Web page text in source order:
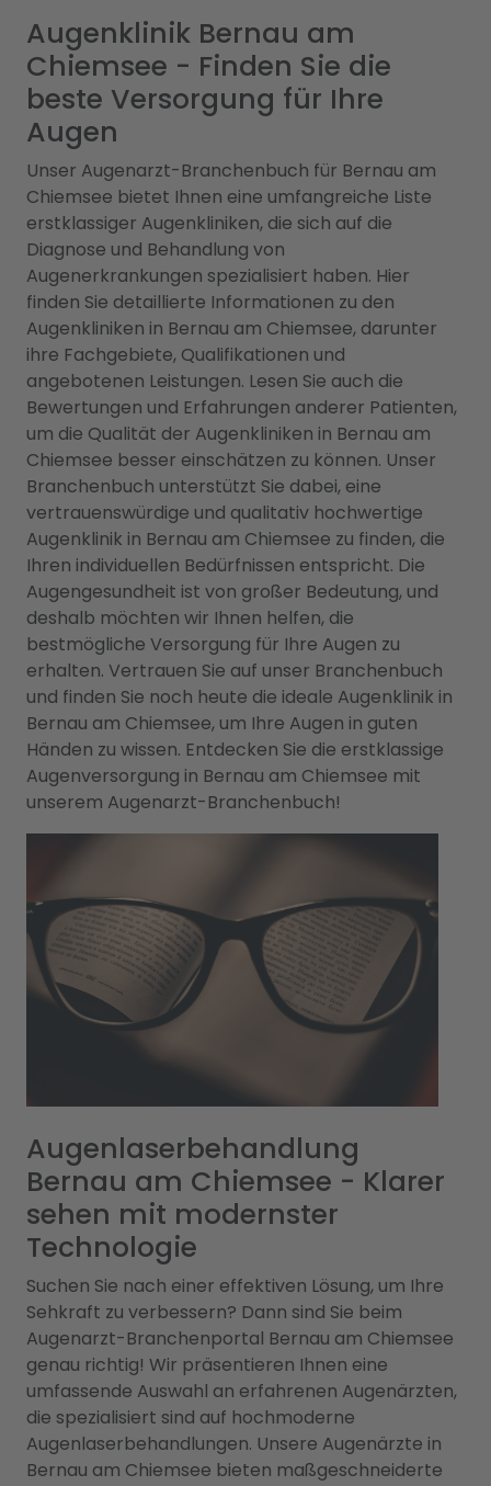
Augenklinik Bernau am
Chiemsee - Finden Sie die
beste Versorgung für Ihre
Augen
Unser Augenarzt-Branchenbuch für Bernau am
Chiemsee bietet Ihnen eine umfangreiche Liste
erstklassiger Augenkliniken, die sich auf die
Diagnose und Behandlung von
Augenerkrankungen spezialisiert haben. Hier
finden Sie detaillierte Informationen zu den
Augenkliniken in Bernau am Chiemsee, darunter
ihre Fachgebiete, Qualifikationen und
angebotenen Leistungen. Lesen Sie auch die
Bewertungen und Erfahrungen anderer Patienten,
um die Qualität der Augenkliniken in Bernau am
Chiemsee besser einschätzen zu können. Unser
Branchenbuch unterstützt Sie dabei, eine
vertrauenswürdige und qualitativ hochwertige
Augenklinik in Bernau am Chiemsee zu finden, die
Ihren individuellen Bedürfnissen entspricht. Die
Augengesundheit ist von großer Bedeutung, und
deshalb möchten wir Ihnen helfen, die
bestmögliche Versorgung für Ihre Augen zu
erhalten. Vertrauen Sie auf unser Branchenbuch
und finden Sie noch heute die ideale Augenklinik in
Bernau am Chiemsee, um Ihre Augen in guten
Händen zu wissen. Entdecken Sie die erstklassige
Augenversorgung in Bernau am Chiemsee mit
unserem Augenarzt-Branchenbuch!
Augenlaserbehandlung
Bernau am Chiemsee - Klarer
sehen mit modernster
Technologie
Suchen Sie nach einer effektiven Lösung, um Ihre
Sehkraft zu verbessern? Dann sind Sie beim
Augenarzt-Branchenportal Bernau am Chiemsee
genau richtig! Wir präsentieren Ihnen eine
umfassende Auswahl an erfahrenen Augenärzten,
die spezialisiert sind auf hochmoderne
Augenlaserbehandlungen. Unsere Augenärzte in
Bernau am Chiemsee bieten maßgeschneiderte